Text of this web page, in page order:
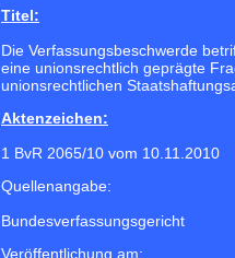
Titel:
Die Verfassungsbeschwerde
eine unionsrechtlich geprägte
unionsrechtlichen
Aktenzeichen:
1 BvR 2065/10 vom 10.11.2010
Quellenangabe:
Bundesverfassungsgericht
Veröffentlichung am: